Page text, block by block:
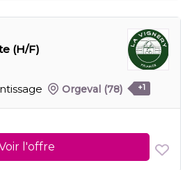
(H/F)
Orgeval (78) +1
l'offre